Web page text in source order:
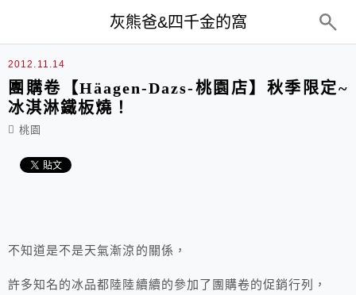
灰熊爸&四千金的窩
2012.11.14
團購卷【Häagen-Dazs-桃園店】秋季限定~
冰淇淋鐵板燒！
桃園
不知道是不是天氣漸涼的關係，
許多知名的冰品都陸陸續續的參加了團購卷的促銷行列，